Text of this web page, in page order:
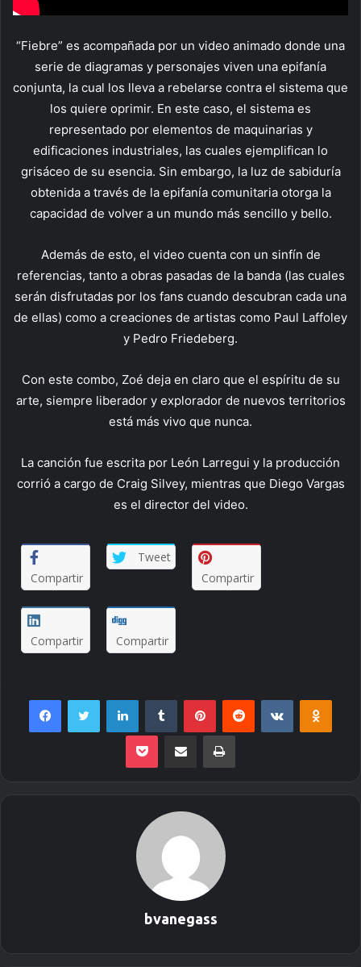
“Fiebre” es acompañada por un video animado donde una
serie de diagramas y personajes viven una epifanía
conjunta, la cual los lleva a rebelarse contra el sistema que
los quiere oprimir. En este caso, el sistema es
representado por elementos de maquinarias y
edificaciones industriales, las cuales ejemplifican lo
grisáceo de su esencia. Sin embargo, la luz de sabiduría
obtenida a través de la epifanía comunitaria otorga la
capacidad de volver a un mundo más sencillo y bello.
Además de esto, el video cuenta con un sinfín de
referencias, tanto a obras pasadas de la banda (las cuales
serán disfrutadas por los fans cuando descubran cada una
de ellas) como a creaciones de artistas como Paul Laffoley
y Pedro Friedeberg.
Con este combo, Zoé deja en claro que el espíritu de su
arte, siempre liberador y explorador de nuevos territorios
está más vivo que nunca.
La canción fue escrita por León Larregui y la producción
corrió a cargo de Craig Silvey, mientras que Diego Vargas
es el director del video.
Compartir
Tweet
Compartir
Compartir Compartir
Pocket Envie por Email Imprimir
bvanegass